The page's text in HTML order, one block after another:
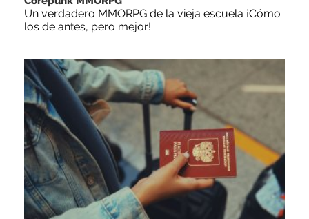
Un verdadero MMORPG de la vieja escuela ¡Cómo
los de antes, pero mejor!